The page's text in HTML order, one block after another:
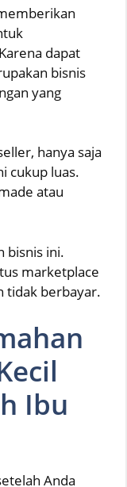
dapat
bisnis
yang
hanya saja
cukup luas.
atau
bisnis ini.
marketplace
tidak berbayar.
Ibu
Anda